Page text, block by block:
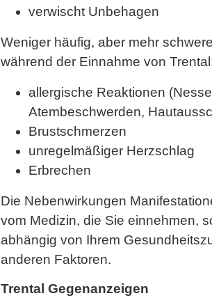
verwischt Unbehagen
Weniger häufig, aber mehr
während der Einnahme von
allergische Reaktionen
Atembeschwerden,
Brustschmerzen
unregelmäßiger Herzschlag
Erbrechen
Die Nebenwirkungen
vom Medizin, die Sie einnehmen,
abhängig von Ihrem
anderen Faktoren.
Trental Gegenanzeigen